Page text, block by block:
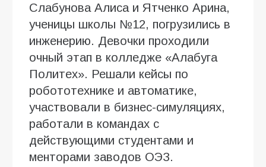
Слабунова Алиса и Ятченко Арина,
ученицы школы №12, погрузились в
инженерию. Девочки проходили
очный этап в колледже «Алабуга
Политех». Решали кейсы по
робототехнике и автоматике,
участвовали в бизнес-симуляциях,
работали в командах с
действующими студентами и
менторами заводов ОЭЗ.